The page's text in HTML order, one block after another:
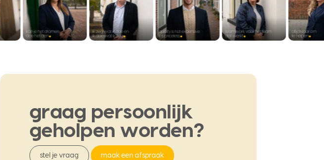
graag persoonlijk
geholpen worden?
stel je vraag maak een afspraak